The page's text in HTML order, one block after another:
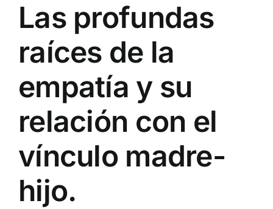
Las profundas
raíces de la
empatía y su
relación con el
vínculo madre-
hijo.